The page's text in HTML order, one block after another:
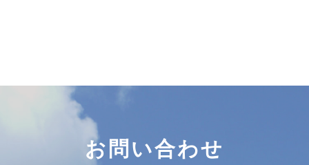
お問い合わせ